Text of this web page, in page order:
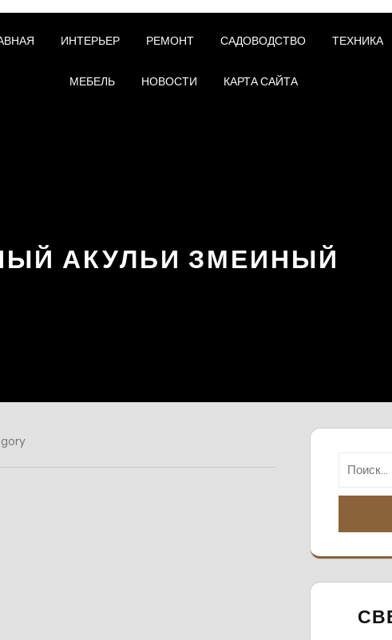
ИНТЕРЬЕР РЕМОНТ САДОВОДСТВО ТЕХНИКА
МЕБЕЛЬ НОВОСТИ КАРТА САЙТА
АКУЛЬИ ЗМЕИНЫЙ